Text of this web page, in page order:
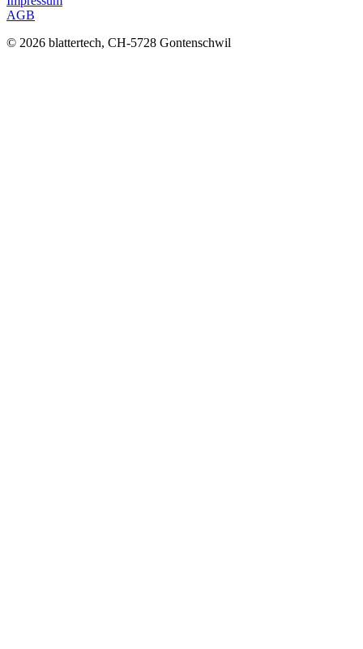
AGB
© 2026 blattertech, CH-5728 Gontenschwil